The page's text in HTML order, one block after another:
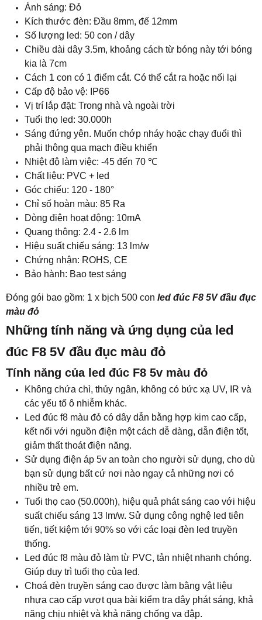
Ánh sáng: Đỏ
Kích thước đèn: Đầu 8mm, đế 12mm
Số lượng led: 50 con / dây
Chiều dài dây 3.5m, khoảng cách từ bóng này tới bóng
kia là 7cm
Cách 1 con có 1 điểm cắt. Có thể cắt ra hoặc nối lại
Cấp độ bảo vệ: IP66
Vị trí lắp đặt: Trong nhà và ngoài trời
Tuổi thọ led: 30.000h
Sáng đứng yên. Muốn chớp nháy hoặc chạy đuổi thì
phải thông qua mạch điều khiển
Nhiệt độ làm việc: -45 đến 70 ℃
Chất liệu: PVC + led
Góc chiếu: 120 - 180°
Chỉ số hoàn màu: 85 Ra
Dòng điện hoạt động: 10mA
Quang thông: 2.4 - 2.6 lm
Hiệu suất chiếu sáng: 13 lm/w
Chứng nhận: ROHS, CE
Bảo hành: Bao test sáng
Đóng gói bao gồm: 1 x bịch 500 con led đúc F8 5V đầu đục
màu đỏ
Những tính năng và ứng dụng của led
đúc F8 5V đầu đục màu đỏ
Tính năng của led đúc F8 5v màu đỏ
Không chứa chì, thủy ngân, không có bức xạ UV, IR và
các yếu tố ô nhiễm khác.
Led đúc f8 màu đỏ có dây dẫn bằng hợp kim cao cấp,
kết nối với nguồn điện một cách dễ dàng, dẫn điện tốt,
giảm thất thoát điện năng.
Sử dụng điện áp 5v an toàn cho người sử dụng, cho dù
bạn sử dụng bất cứ nơi nào ngay cả những nơi có
nhiều trẻ em.
Tuổi thọ cao (50.000h), hiệu quả phát sáng cao với hiệu
suất chiếu sáng 13 lm/w. Sử dụng công nghệ led tiên
tiến, tiết kiệm tới 90% so với các loại đèn led truyền
thống.
Led đúc f8 màu đỏ làm từ PVC, tản nhiệt nhanh chóng.
Giúp duy trì tuổi thọ của led.
Choá đèn truyền sáng cao được làm bằng vật liệu
nhựa cao cấp vượt qua bài kiểm tra dây phát sáng, khả
năng chịu nhiệt và khả năng chống va đập.